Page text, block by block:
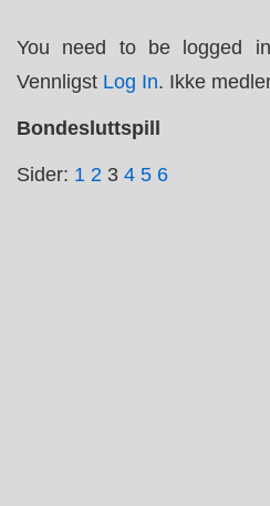
Hopp
hovedinnholdet
You need to be logged
Vennligst Log In. Ikke
Bondesluttspill
Sider: 1 2 3 4 5 6